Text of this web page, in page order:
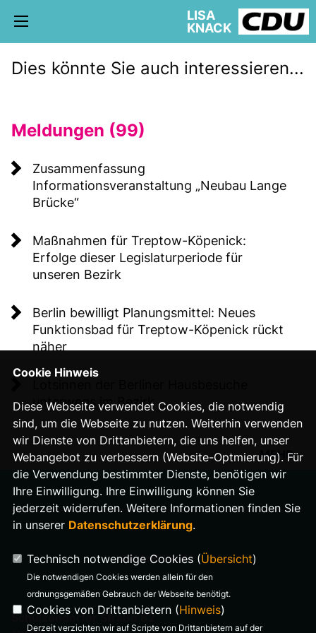
5. WAHLKREIS TREPTOW-KÖPENICK
BÜRGERBÜRO
schriftliche Anfragen
AUSSCHÜSSE
LISA
KNACK
Dies könnte Sie auch interessieren...
Meldungen (99)
Zusammenfassung
Informationsveranstaltung „Neubau Lange
Brücke“
Maßnahmen für Treptow-Köpenick:
Erfolge dieser Legislaturperiode für
unseren Bezirk
Berlin bewilligt Planungsmittel: Neues
Funktionsbad für Treptow-Köpenick rückt
näher
unterwegs im Bezirk
MEHR
IMPRESSUM
DATENSCHUTZ
Schulzendorfer Straße 82
Cookie Hinweis
Diese Webseite verwendet Cookies, die notwendig
sind, um die Webseite zu nutzen. Weiterhin verwenden
wir Dienste von Drittanbietern, die uns helfen, unser
Webangebot zu verbessern (Website-Optmierung). Für
die Verwendung bestimmter Dienste, benötigen wir
Ihre Einwilligung. Ihre Einwilligung können Sie
jederzeit widerrufen. Weitere Informationen finden Sie
in unserer Datenschutzerklärung.
Technisch notwendige Cookies (Übersicht)
Die notwendigen Cookies werden allein für den
ordnungsgemäßen Gebrauch der Webseite benötigt.
Cookies von Drittanbietern (Hinweis)
Derzeit verzichten wir auf Scripte von Drittanbietern auf der